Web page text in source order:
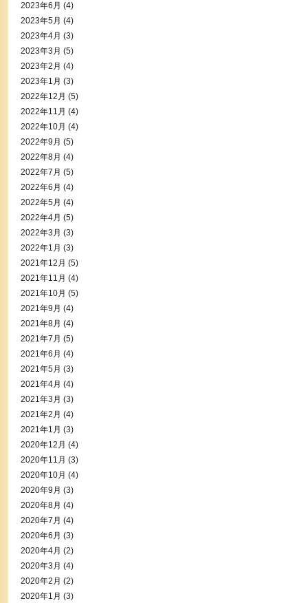
2023年6月 (4)
2023年5月 (4)
2023年4月 (3)
2023年3月 (5)
2023年2月 (4)
2023年1月 (3)
2022年12月 (5)
2022年11月 (4)
2022年10月 (4)
2022年9月 (5)
2022年8月 (4)
2022年7月 (5)
2022年6月 (4)
2022年5月 (4)
2022年4月 (5)
2022年3月 (3)
2022年1月 (3)
2021年12月 (5)
2021年11月 (4)
2021年10月 (5)
2021年9月 (4)
2021年8月 (4)
2021年7月 (5)
2021年6月 (4)
2021年5月 (3)
2021年4月 (4)
2021年3月 (3)
2021年2月 (4)
2021年1月 (3)
2020年12月 (4)
2020年11月 (3)
2020年10月 (4)
2020年9月 (3)
2020年8月 (4)
2020年7月 (4)
2020年6月 (3)
2020年4月 (2)
2020年3月 (4)
2020年2月 (2)
2020年1月 (3)